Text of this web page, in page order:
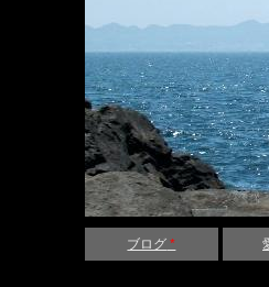
ブログ *